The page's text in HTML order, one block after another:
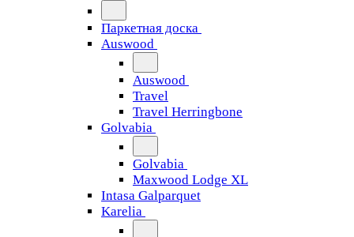
Паркетная доска
Auswood
Auswood
Travel
Travel Herringbone
Golvabia
Golvabia
Maxwood Lodge XL
Intasa Galparquet
Karelia